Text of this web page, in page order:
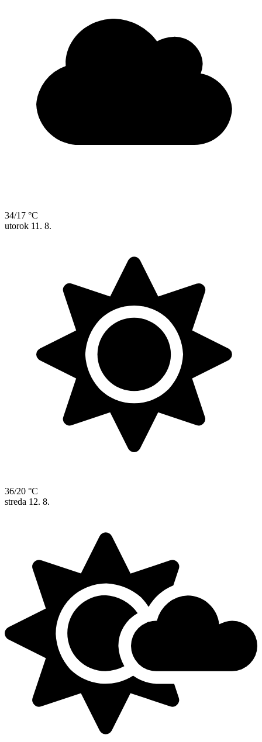
34/17 °C
utorok 11. 8.
36/20 °C
streda 12. 8.